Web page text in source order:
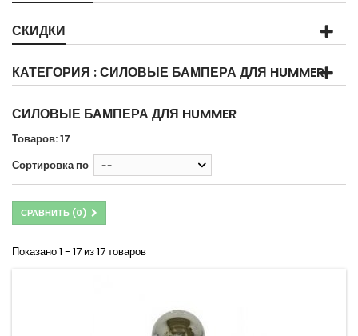
СКИДКИ
КАТЕГОРИЯ : СИЛОВЫЕ БАМПЕРА ДЛЯ HUMMER
СИЛОВЫЕ БАМПЕРА ДЛЯ HUMMER
Товаров: 17
Сортировка по
--
СРАВНИТЬ (0)
Показано 1 - 17 из 17 товаров